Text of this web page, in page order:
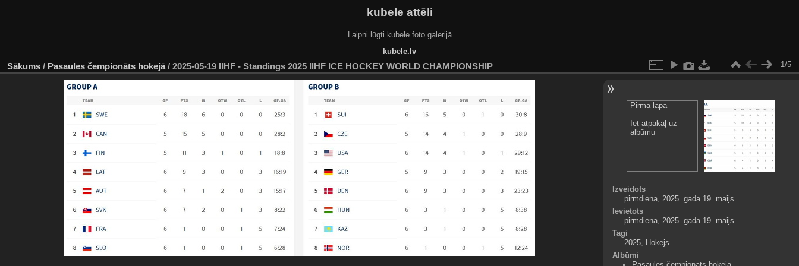
kubele attēli
Laipni lūgti kubele foto galerijā
kubele.lv
Sākums / Pasaules čempionāts hokejā/ 2025-05-19 IIHF - Standings 2025 IIHF ICE HOCKEY WORLD CHAMPIONSHIP 1/5
Pirmā lapa
Iet atpakaļ uz
albūmu
Izveidots
pirmdiena, 2025. gada 19. maijs
Ievietots
pirmdiena, 2025. gada 19. maijs
Tagi
2025, Hokejs
Albūmi